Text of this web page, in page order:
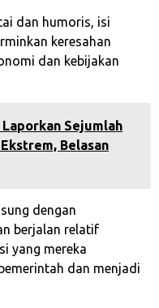
dan humoris, isi
keresahan
dan kebijakan
Laporkan Sejumlah
Belasan
dengan
berjalan relatif
yang mereka
dan menjadi